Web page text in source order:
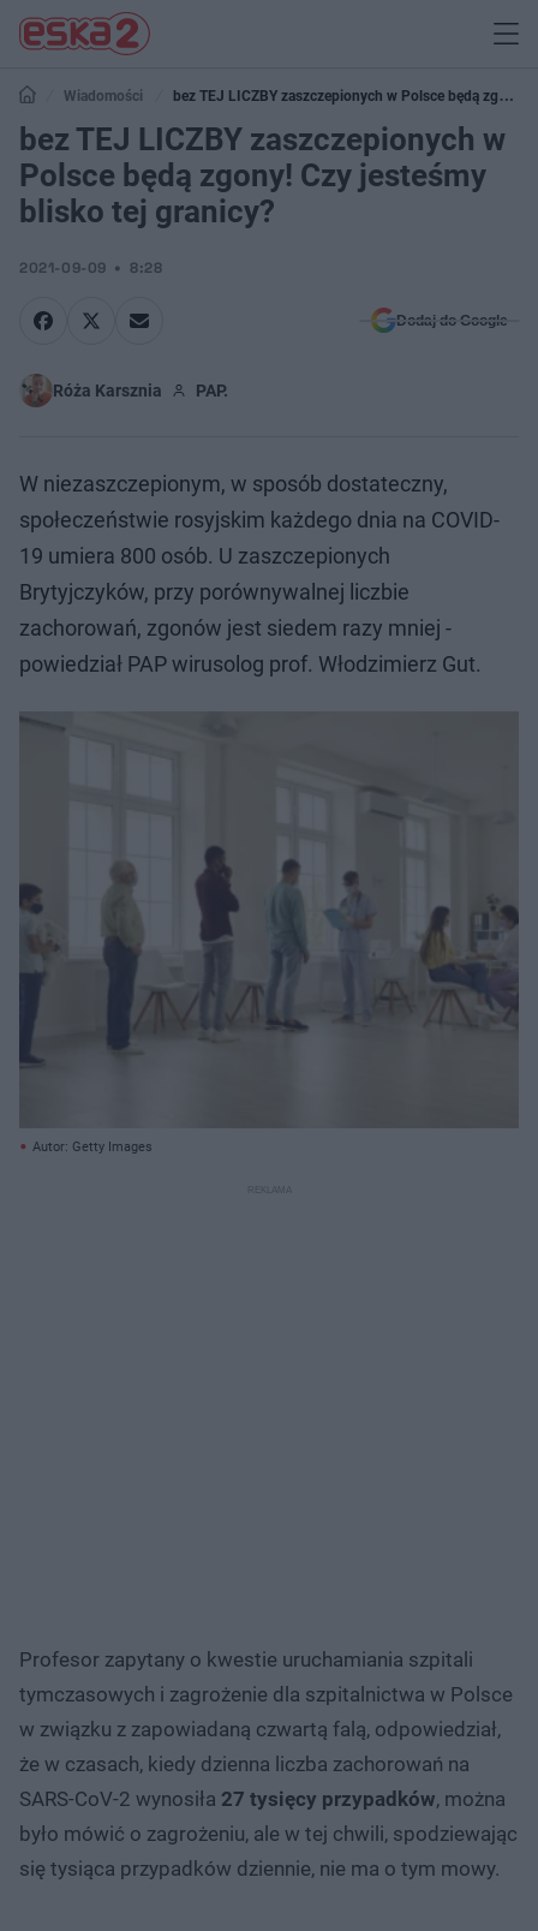
Wiadomości
bez TEJ LICZBY zaszczepionych w Polsce będą zgony!
Czy jesteśmy blisko tej granicy?
bez TEJ LICZBY zaszczepionych w
Polsce będą zgony! Czy jesteśmy
blisko tej granicy?
2021-09-09 8:28
Dodaj do Google
Róża Karsznia PAP.
W niezaszczepionym, w sposób dostateczny,
społeczeństwie rosyjskim każdego dnia na COVID-
19 umiera 800 osób. U zaszczepionych
Brytyjczyków, przy porównywalnej liczbie
zachorowań, zgonów jest siedem razy mniej -
powiedział PAP wirusolog prof. Włodzimierz Gut.
Autor: Getty Images
Profesor zapytany o kwestie uruchamiania szpitali
tymczasowych i zagrożenie dla szpitalnictwa w Polsce
w związku z zapowiadaną czwartą falą, odpowiedział,
że w czasach, kiedy dzienna liczba zachorowań na
SARS-CoV-2 wynosiła 27 tysięcy przypadków, można
było mówić o zagrożeniu, ale w tej chwili, spodziewając
się tysiąca przypadków dziennie, nie ma o tym mowy.